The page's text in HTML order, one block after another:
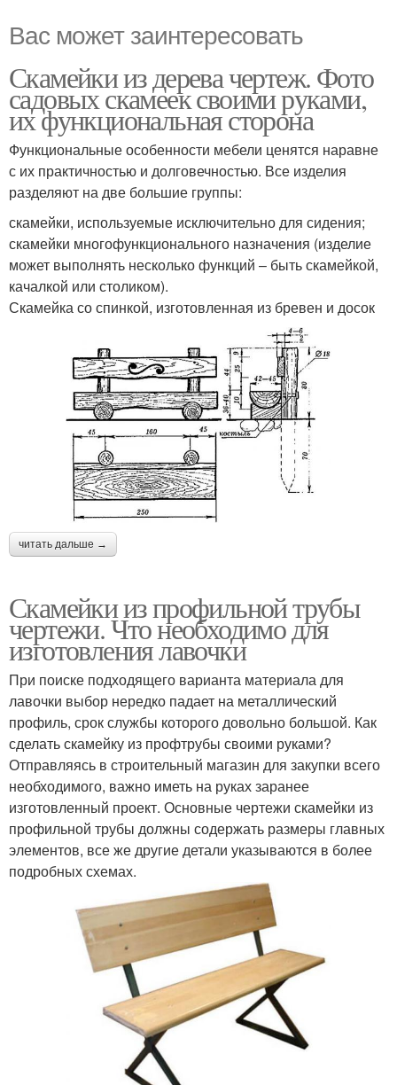
Вас может заинтересовать
Скамейки из дерева чертеж. Фото
садовых скамеек своими руками,
их функциональная сторона
Функциональные особенности мебели ценятся наравне
с их практичностью и долговечностью. Все изделия
разделяют на две большие группы:
скамейки, используемые исключительно для сидения;
скамейки многофункционального назначения (изделие
может выполнять несколько функций – быть скамейкой,
качалкой или столиком).
Скамейка со спинкой, изготовленная из бревен и досок
читать дальше →
Скамейки из профильной трубы
чертежи. Что необходимо для
изготовления лавочки
При поиске подходящего варианта материала для
лавочки выбор нередко падает на металлический
профиль, срок службы которого довольно большой. Как
сделать скамейку из профтрубы своими руками?
Отправляясь в строительный магазин для закупки всего
необходимого, важно иметь на руках заранее
изготовленный проект. Основные чертежи скамейки из
профильной трубы должны содержать размеры главных
элементов, все же другие детали указываются в более
подробных схемах.